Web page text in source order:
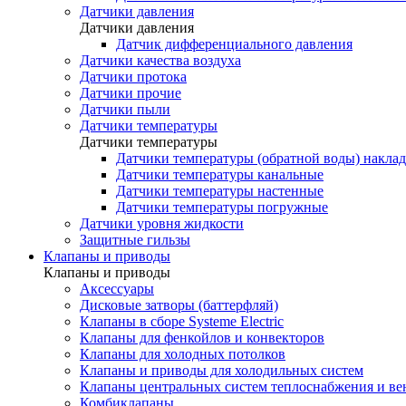
Датчики давления
Датчики давления
Датчик дифференциального давления
Датчики качества воздуха
Датчики протока
Датчики прочие
Датчики пыли
Датчики температуры
Датчики температуры
Датчики температуры (обратной воды)
Датчики температуры канальные
Датчики температуры настенные
Датчики температуры погружные
Датчики уровня жидкости
Защитные гильзы
Клапаны и приводы
Клапаны и приводы
Аксессуары
Дисковые затворы (баттерфляй)
Клапаны в сборе Systeme Electric
Клапаны для фенкойлов и конвекторов
Клапаны для холодных потолков
Клапаны и приводы для холодильных систем
Клапаны центральных систем теплоснабжения и
Комбиклапаны